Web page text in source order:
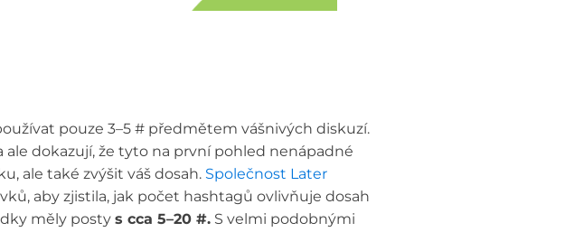
pouze 3–5 # předmětem vášnivých diskuzí.
dokazují, že tyto na první pohled nenápadné
ale také zvýšit váš dosah. Společnost Later
aby zjistila, jak počet hashtagů ovlivňuje dosah
měly posty s cca 5–20 #. S velmi podobnými